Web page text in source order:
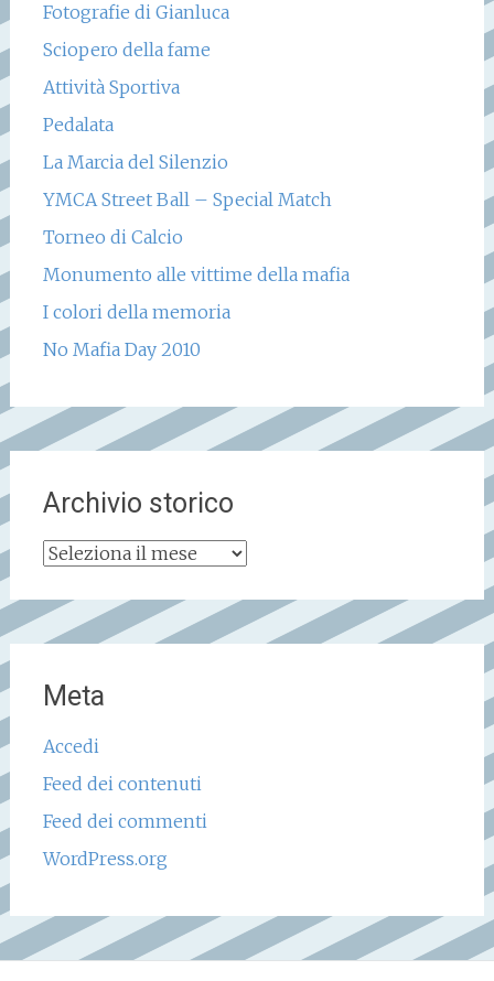
Fotografie di Gianluca
Sciopero della fame
Attività Sportiva
Pedalata
La Marcia del Silenzio
YMCA Street Ball – Special Match
Torneo di Calcio
Monumento alle vittime della mafia
I colori della memoria
No Mafia Day 2010
Archivio storico
Archivio
Meta
Accedi
Feed dei contenuti
Feed dei commenti
WordPress.org